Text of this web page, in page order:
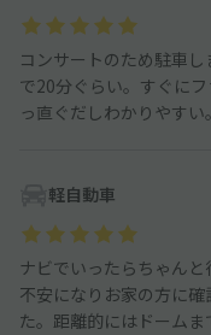
コンサートのため駐車
で20分ぐらい。すぐに
っ直ぐだしわかりやすい。
軽自動車
ナビでいったらちゃん
不安になりお家の方に
た。距離的にはドーム